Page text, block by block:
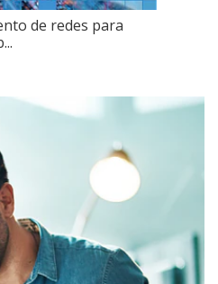
de redes para